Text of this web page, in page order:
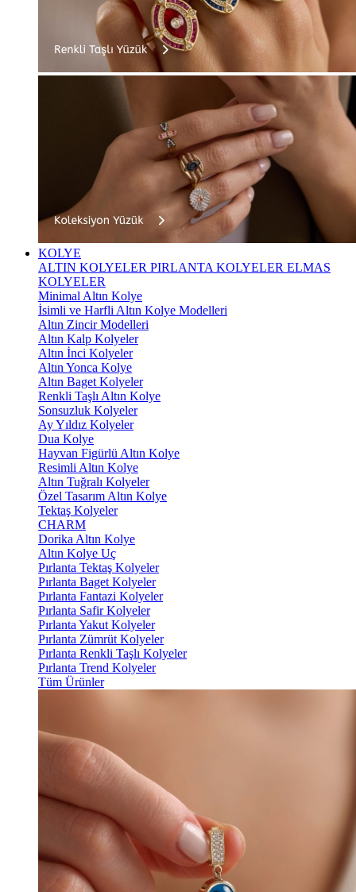
KOLYE
ALTIN KOLYELER PIRLANTA KOLYELER ELMAS
KOLYELER
Minimal Altın Kolye
İsimli ve Harfli Altın Kolye Modelleri
Altın Zincir Modelleri
Altın Kalp Kolyeler
Altın İnci Kolyeler
Altın Yonca Kolye
Altın Baget Kolyeler
Renkli Taşlı Altın Kolye
Sonsuzluk Kolyeler
Ay Yıldız Kolyeler
Dua Kolye
Hayvan Figürlü Altın Kolye
Resimli Altın Kolye
Altın Tuğralı Kolyeler
Özel Tasarım Altın Kolye
Tektaş Kolyeler
CHARM
Dorika Altın Kolye
Altın Kolye Uç
Pırlanta Tektaş Kolyeler
Pırlanta Baget Kolyeler
Pırlanta Fantazi Kolyeler
Pırlanta Safir Kolyeler
Pırlanta Yakut Kolyeler
Pırlanta Zümrüt Kolyeler
Pırlanta Renkli Taşlı Kolyeler
Pırlanta Trend Kolyeler
Tüm Ürünler